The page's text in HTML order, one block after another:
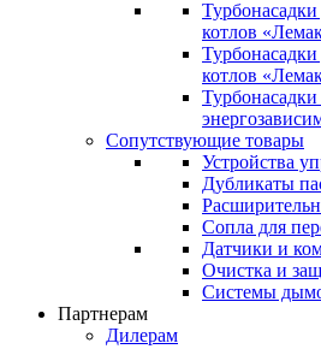
котлов
котлов
Сопутствующие товары
Устройства
Дубликаты
Сопла для
Датчики и
Очистка и
Системы
Партнерам
Дилерам